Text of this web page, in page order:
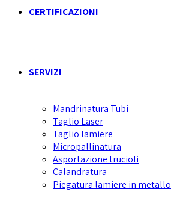
CERTIFICAZIONI
SERVIZI
Mandrinatura Tubi
Taglio Laser
Taglio lamiere
Micropallinatura
Asportazione trucioli
Calandratura
Piegatura lamiere in metallo